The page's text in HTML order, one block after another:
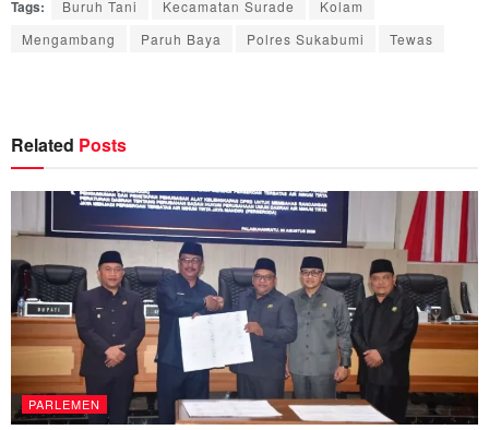
Tags: Buruh Tani Kecamatan Surade
Kolam
Mengambang
Paruh Baya Polres Sukabumi Tewas
Related Posts
PARLEMEN